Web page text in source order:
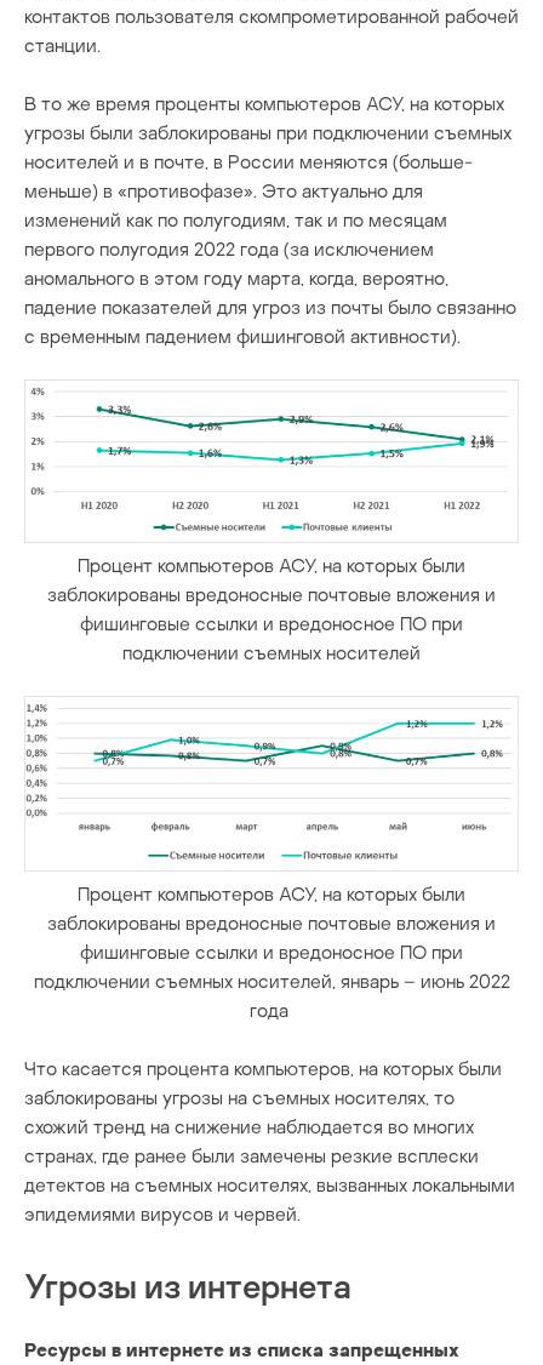
контактов пользователя скомпрометированной рабочей
станции.
В то же время проценты компьютеров АСУ, на которых
угрозы были заблокированы при подключении съемных
носителей и в почте, в России меняются (больше-
меньше) в «противофазе». Это актуально для
изменений как по полугодиям, так и по месяцам
первого полугодия 2022 года (за исключением
аномального в этом году марта, когда, вероятно,
падение показателей для угроз из почты было связанно
с временным падением фишинговой активности).
Процент компьютеров АСУ, на которых были
заблокированы вредоносные почтовые вложения и
фишинговые ссылки и вредоносное ПО при
подключении съемных носителей
Процент компьютеров АСУ, на которых были
заблокированы вредоносные почтовые вложения и
фишинговые ссылки и вредоносное ПО при
подключении съемных носителей, январь – июнь 2022
года
Что касается процента компьютеров, на которых были
заблокированы угрозы на съемных носителях, то
схожий тренд на снижение наблюдается во многих
странах, где ранее были замечены резкие всплески
детектов на съемных носителях, вызванных локальными
эпидемиями вирусов и червей.
Угрозы из интернета
Ресурсы в интернете из списка запрещенных